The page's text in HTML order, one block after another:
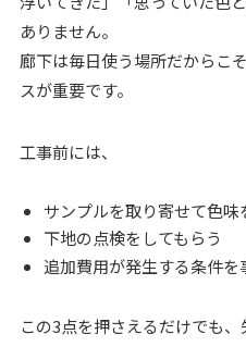
ありません。
廊下は毎日使う場所だからこ
スが重要です。
工事前には、
サンプルを取り寄せて色味
下地の点検をしてもらう
追加費用が発生する条件を
この3点を押さえるだけでも、